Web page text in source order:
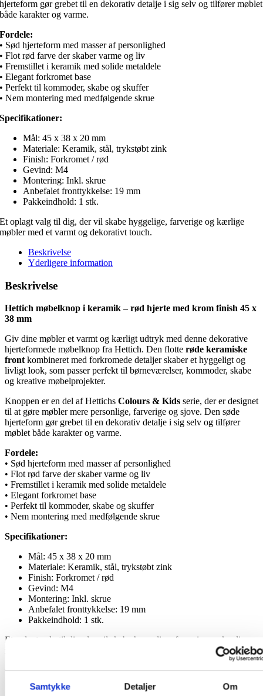
Samtykke Detaljer Om
hjerteform gør grebet til en dekorativ detalje i sig selv og tilfører møblet
både karakter og varme.
Fordele:
• Sød hjerteform med masser af personlighed
• Flot rød farve der skaber varme og liv
• Fremstillet i keramik med solide metaldele
• Elegant forkromet base
• Perfekt til kommoder, skabe og skuffer
• Nem montering med medfølgende skrue
Specifikationer:
Mål: 45 x 38 x 20 mm
Materiale: Keramik, stål, trykstøbt zink
Finish: Forkromet / rød
Gevind: M4
Montering: Inkl. skrue
Anbefalet fronttykkelse: 19 mm
Pakkeindhold: 1 stk.
Et oplagt valg til dig, der vil skabe hyggelige, farverige og kærlige
møbler med et varmt og dekorativt touch.
Beskrivelse
Yderligere information
Beskrivelse
Hettich møbelknop i keramik – rød hjerte med krom finish 45 x
38 mm
Giv dine møbler et varmt og kærligt udtryk med denne dekorative
hjerteformede møbelknop fra Hettich. Den flotte røde keramiske
frontkombineret med forkromede detaljer skaber et hyggeligt og
livligt look, som passer perfekt til børneværelser, kommoder, skabe
og kreative møbelprojekter.
Knoppen er en del af Hettichs Colours & Kids serie, der er designet
til at gøre møbler mere personlige, farverige og sjove. Den søde
hjerteform gør grebet til en dekorativ detalje i sig selv og tilfører
møblet både karakter og varme.
Fordele:
• Sød hjerteform med masser af personlighed
• Flot rød farve der skaber varme og liv
• Fremstillet i keramik med solide metaldele
• Elegant forkromet base
• Perfekt til kommoder, skabe og skuffer
• Nem montering med medfølgende skrue
Specifikationer:
Mål: 45 x 38 x 20 mm
Materiale: Keramik, stål, trykstøbt zink
Finish: Forkromet / rød
Gevind: M4
Montering: Inkl. skrue
Anbefalet fronttykkelse: 19 mm
Pakkeindhold: 1 stk.
Et oplagt valg til dig, der vil skabe hyggelige, farverige og kærlige
møbler med et varmt og dekorativt touch.
Yderligere information